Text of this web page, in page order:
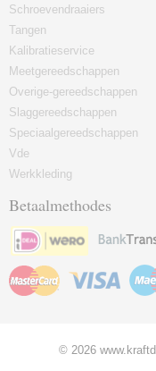
Schroevendraaiers
Tangen
Kalibratieservice
Meetgereedschappen
Overige-gereedschappen
Slaggereedschappen
Speciaalgereedschappen
Vde
Werkkleding
Betaalmethodes
© 2026